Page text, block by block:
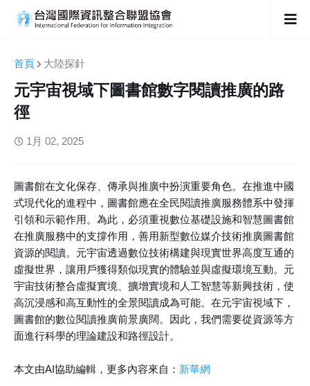
首頁 大陸探針
元宇宙視域下圖書館數字閱讀推廣的路
徑
1月 02, 2025
圖書館在文化保存、傳承與推廣中扮演重要角色。在推進中國
式現代化的進程中，圖書館應在全民閱讀推廣服務體系中發揮
引領和示範作用。為此，必須重視數位基礎設施和智慧圖書館
在推廣服務中的支撐作用，善用新型數位媒介技術推廣圖書館
資源的閱讀。元宇宙透過數位技術構建與現實世界高度互通的
虛擬世界，讓用戶獲得類似現實的體驗並與虛擬環境互動。元
宇宙技術整合虛擬實境、擴增實境和人工智慧等新興技術，使
高沉浸感和高互動性的全景閱讀成為可能。在元宇宙視域下，
圖書館的數位閱讀推廣前景廣闊。因此，我們需要從資源等方
面進行科學的理論建設和路徑設計。
本文由AI協助編輯，更多內容來自： 新華網